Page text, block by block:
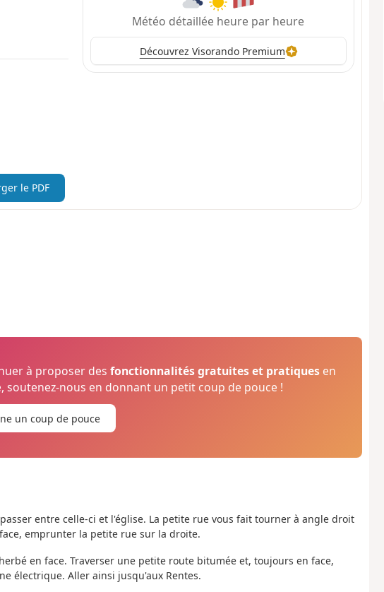
Météo détaillée heure par heure
Découvrez Visorando Premium
le PDF
à proposer desfonctionnalités gratuites et pratiques en
soutenez-nous en donnant un petit coup de pouce !
un coup de pouce
entre celle-ci et l'église. La petite rue vous fait tourner à angle droit
emprunter la petite rue sur la droite.
en face. Traverser une petite route bitumée et, toujours en face,
électrique. Aller ainsi jusqu'aux Rentes.